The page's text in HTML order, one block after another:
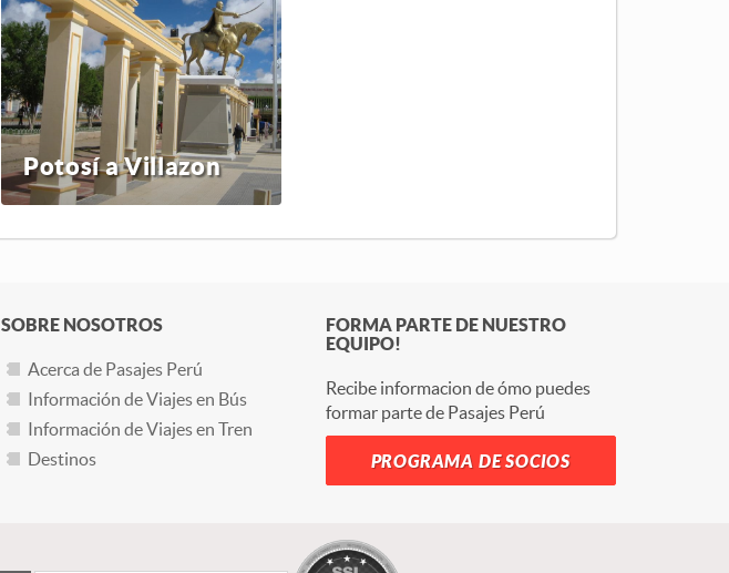
Potosí a Villazon
SOBRE NOSOTROS
Acerca de Pasajes Perú
Información de Viajes en Bús
Información de Viajes en Tren
Destinos
FORMA PARTE DE NUESTRO
EQUIPO!
Recibe informacion de ómo puedes
formar parte de Pasajes Perú
PROGRAMA DE SOCIOS